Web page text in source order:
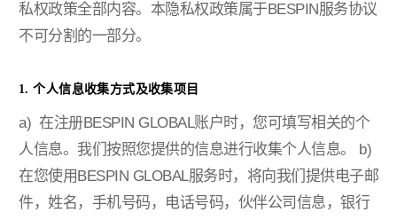
私权政策全部内容。本隐私权政策属于BESPIN服务协议
不可分割的一部分。
1. 个人信息收集方式及收集项目
a) 在注册BESPIN GLOBAL账户时，您可填写相关的个
人信息。我们按照您提供的信息进行收集个人信息。
b)
在您使用BESPIN GLOBAL服务时，将向我们提供电子邮
件，姓名，手机号码，电话号码，伙伴公司信息，银行